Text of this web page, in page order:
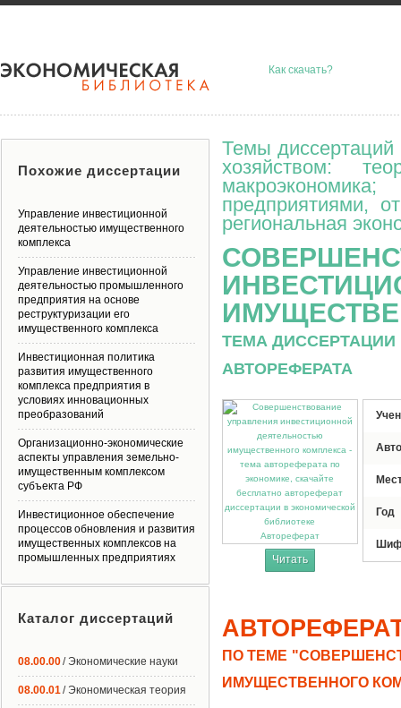
Как скачать?
Темы диссертаций
хозяйством:
предприятиями,
региональная
ТЕМА
АВТОРЕФЕРАТА
Автореферат
Читать
Год
ПО ТЕМЕ
ИМУЩЕСТВЕННОГО
Похожие диссертации
Управление инвестиционной
деятельностью имущественного
комплекса
Управление инвестиционной
деятельностью промышленного
предприятия на основе
реструктуризации его
имущественного комплекса
Инвестиционная политика
развития имущественного
комплекса предприятия в
условиях инновационных
преобразований
Организационно-экономические
аспекты управления земельно-
имущественным комплексом
субъекта РФ
Инвестиционное обеспечение
процессов обновления и развития
имущественных комплексов на
промышленных предприятиях
Каталог диссертаций
08.00.00/ Экономические науки
08.00.01/ Экономическая теория